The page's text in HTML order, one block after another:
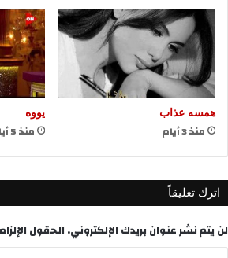
همسه عذاب
منذ 3 أيام
يووه
منذ 5 أيام
اترك تعليقاً
لن يتم نشر عنوان بريدك الإلكتروني. الحقول